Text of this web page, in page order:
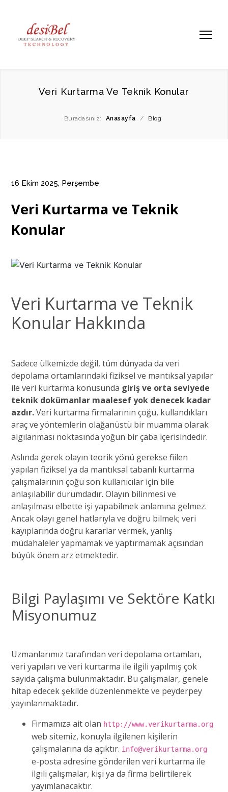
Veri Kurtarma Ve Teknik Konular
Buradasınız: Anasayfa / Blog
16 Ekim 2025, Perşembe
Veri Kurtarma ve Teknik
Konular
Veri Kurtarma ve Teknik
Konular Hakkında
Sadece ülkemizde değil, tüm dünyada da veri
depolama ortamlarındaki fiziksel ve mantıksal yapılar
ile veri kurtarma konusunda giriş ve orta seviyede
teknik dokümanlar maalesef yok denecek kadar
azdır.Veri kurtarma firmalarının çoğu, kullandıkları
araç ve yöntemlerin olağanüstü bir muamma olarak
algılanması noktasında yoğun bir çaba içerisindedir.
Aslında gerek olayın teorik yönü gerekse fiilen
yapılan fiziksel ya da mantıksal tabanlı kurtarma
çalışmalarının çoğu son kullanıcılar için bile
anlaşılabilir durumdadır. Olayın bilinmesi ve
anlaşılması elbette işi yapabilmek anlamına gelmez.
Ancak olayı genel hatlarıyla ve doğru bilmek; veri
kayıplarında doğru kararlar vermek, yanlış
müdahaleler yapmamak ve yaptırmamak açısından
büyük önem arz etmektedir.
Bilgi Paylaşımı ve Sektöre Katkı
Misyonumuz
Uzmanlarımız tarafından veri depolama ortamları,
veri yapıları ve veri kurtarma ile ilgili yapılmış çok
sayıda çalışma bulunmaktadır. Bu çalışmalar, genele
hitap edecek şekilde düzenlenmekte ve peyderpey
yayınlanmaktadır.
Firmamıza ait olan http://www.verikurtarma.org
web sitemiz, konuyla ilgilenen kişilerin
çalışmalarına da açıktır. info@verikurtarma.org
e-posta adresine gönderilen veri kurtarma ile
ilgili çalışmalar, kişi ya da firma belirtilerek
yayımlanacaktır.